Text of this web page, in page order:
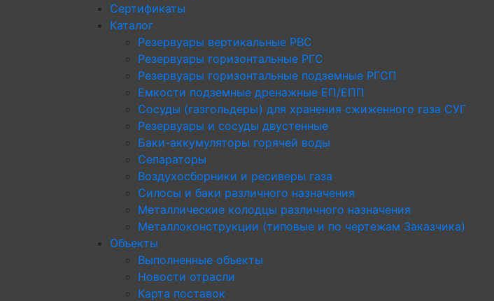
Сертификаты
Каталог
Резервуары вертикальные РВС
Резервуары горизонтальные РГС
Резервуары горизонтальные подземные РГСП
Емкости подземные дренажные ЕП/ЕПП
Сосуды (газгольдеры) для хранения сжиженного газа СУГ
Резервуары и сосуды двустенные
Баки-аккумуляторы горячей воды
Сепараторы
Воздухосборники и ресиверы газа
Силосы и баки различного назначения
Металлические колодцы различного назначения
Металлоконструкции (типовые и по чертежам Заказчика)
Объекты
Выполненные объекты
Новости отрасли
Карта поставок